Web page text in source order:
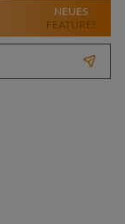
NEUES
FEATURE!